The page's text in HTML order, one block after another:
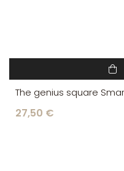
The genius square
27,50 €